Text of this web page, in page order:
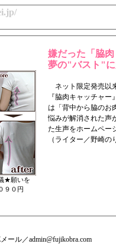
★願いを
９０円
嫌だった「脇
夢の"バスト"に
ネット限定発売以
『脇肉キャッチャ
は「背中から脇のお
悩みが解消された
た生声をホームペー
（ライター／野崎の
ール／admin@fujikobra.com